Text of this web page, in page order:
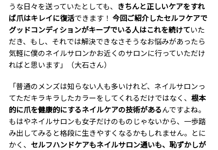
うな日々を送っていたとしても、 きちんと正しいケアをすれ
ば爪はキレイに復活できます！ 今回ご紹介したセルフケアで
グッドコンディションがキープでいる人はこれを続けていた
だき、もし、それでは解決できなさそうなお悩みがあったら
気軽に僕のネイルサロンかお近くのサロンに行っていただけ
ればと思います」（大石さん）
「普通のメンズは知らない人も多いけれど、ネイルサロンっ
てただキラキラしたカラーをしてくれるだけではなく、 根本
的に爪を健康的にするネイルケアの技術があるんですよね。
もはやネイルサロンも女子だけのものじゃないから、一歩踏
み出してみると格段に生きやすくなるかもしれません。とに
かく、 セルフハンドケアもネイルサロン通いも、恥ずかしが